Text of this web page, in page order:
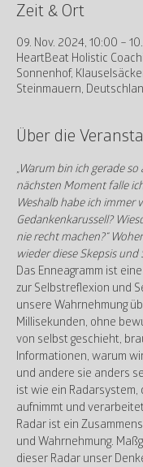
Zeit & Ort
09. Nov. 2024, 10:00 –
HeartBeat Holistic
Sonnenhof,
Steinmauern,
Über die
„Warum bin ich gerade
nächsten Moment falle
Weshalb habe ich immer
Gedankenkarussell?
nie recht machen?“
wieder diese Skepsis und
Das Enneagramm ist
zur Selbstreflexion und
unsere Wahrnehmung
Millisekunden, ohne
von selbst geschieht,
Informationen, warum
und andere sie anders
ist wie ein Radarsystem,
aufnimmt und
Radar ist ein
und Wahrnehmung.
dieser Radar unser